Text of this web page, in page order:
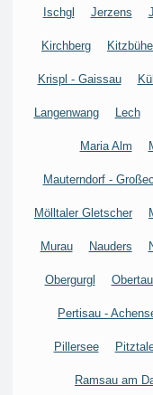
Ischgl Jerzens
Kirchberg Kitzbühel
Krispl - Gaissau
Langenwang Lech
Maria Alm
Mauterndorf -
Mölltaler Gletscher
Murau Nauders
Obergurgl
Pertisau -
Pillersee
Ramsau am